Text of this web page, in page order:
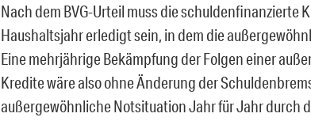
Nach dem BVG-Urteil muss die schuldenfinanzierte
Haushaltsjahr erledigt sein, in dem die
Eine mehrjährigeBekämpfung der Folgen einer
Kredite wäre also ohne Änderung der
außergewöhnliche Notsituation Jahr für Jahr durch